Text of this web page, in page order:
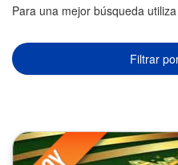
Para una mejor búsqueda
Filtrar